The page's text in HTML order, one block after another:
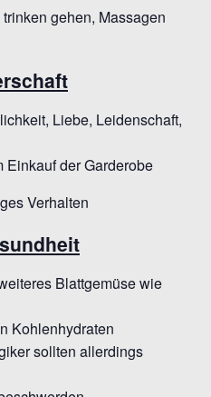
gehen, Massagen
Liebe, Leidenschaft,
Einkauf der Garderobe
Verhalten
Blattgemüse wie
Kohlenhydraten
sollten allerdings